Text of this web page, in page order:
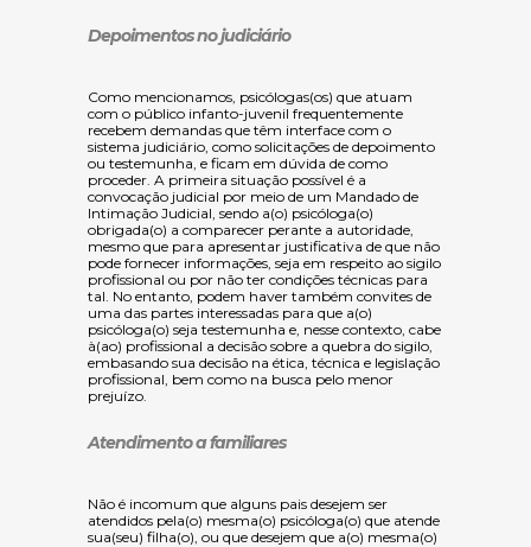
Depoimentos no judiciário
Como mencionamos, psicólogas(os) que atuam
com o público infanto-juvenil frequentemente
recebem demandas que têm interface com o
sistema judiciário, como solicitações de depoimento
ou testemunha, e ficam em dúvida de como
proceder. A primeira situação possível é a
convocação judicial por meio de um Mandado de
Intimação Judicial, sendo a(o) psicóloga(o)
obrigada(o) a comparecer perante a autoridade,
mesmo que para apresentar justificativa de que não
pode fornecer informações, seja em respeito ao sigilo
profissional ou por não ter condições técnicas para
tal. No entanto, podem haver também convites de
uma das partes interessadas para que a(o)
psicóloga(o) seja testemunha e, nesse contexto, cabe
à(ao) profissional a decisão sobre a quebra do sigilo,
embasando sua decisão na ética, técnica e legislação
profissional, bem como na busca pelo menor
prejuízo.
Atendimento a familiares
Não é incomum que alguns pais desejem ser
atendidos pela(o) mesma(o) psicóloga(o) que atende
sua(seu) filha(o), ou que desejem que a(o) mesma(o)